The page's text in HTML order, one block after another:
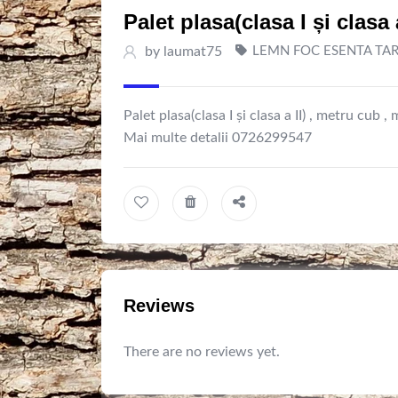
Palet plasa(clasa I și clasa
by laumat75 LEMN FOC ESENTA
Palet plasa(clasa I și clasa a II) , metru cub
Mai multe detalii 0726299547
Reviews
There are no reviews yet.